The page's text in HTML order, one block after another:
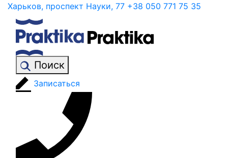
Харьков, проспект Науки, 77 +38 050 771 75 35
Поиск
Записаться